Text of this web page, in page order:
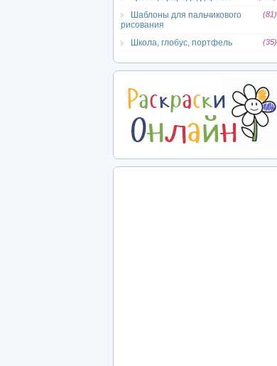
Шаблоны для пальчикового
рисования
(81)
Школа, глобус, портфель (35)